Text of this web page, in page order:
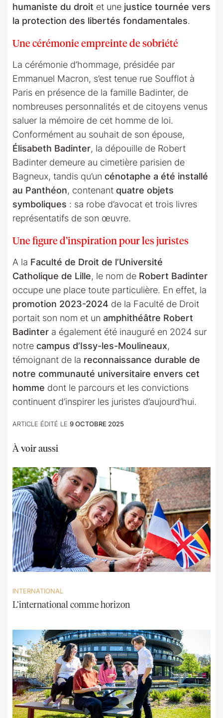
humaniste du droit et une justice tournée vers
la protection des libertés fondamentales.
Une cérémonie empreinte de sobriété
La cérémonie d’hommage, présidée par
Emmanuel Macron, s’est tenue rue Soufflot à
Paris en présence de la famille Badinter, de
nombreuses personnalités et de citoyens venus
saluer la mémoire de cet homme de loi.
Conformément au souhait de son épouse,
Élisabeth Badinter, la dépouille de Robert
Badinter demeure au cimetière parisien de
Bagneux, tandis qu’un cénotaphe a été installé
au Panthéon, contenant quatre objets
symboliques : sa robe d’avocat et trois livres
représentatifs de son œuvre.
Une figure d’inspiration pour les juristes
A la Faculté de Droit de l’Université
Catholique de Lille, le nom de Robert Badinter
occupe une place toute particulière. En effet, la
promotion 2023-2024 de la Faculté de Droit
portait son nom et un amphithéâtre Robert
Badinter a également été inauguré en 2024 sur
notre campus d’Issy-les-Moulineaux,
témoignant de la reconnaissance durable de
notre communauté universitaire envers cet
homme dont le parcours et les convictions
continuent d’inspirer les juristes d’aujourd’hui.
ARTICLE ÉDITÉ LE 9 OCTOBRE 2025
À voir aussi
INTERNATIONAL
L’international comme horizon